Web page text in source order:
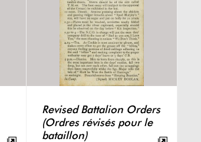
Revised Battalion Orders
(Ordres révisés pour le
bataillon)